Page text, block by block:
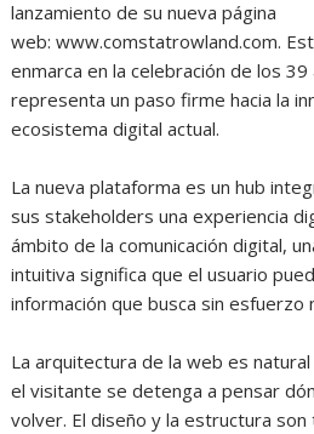
lanzamiento de su nueva página
web: www.comstatrowland.com.
enmarca en la celebración de los
representa un paso firme hacia la
ecosistema digital actual.
La nueva plataforma es un hub
sus stakeholders una experiencia
ámbito de la comunicación digital,
intuitiva significa que el usuario
información que busca sin esfuerzo
La arquitectura de la web es
el visitante se detenga a pensar
volver. El diseño y la estructura son